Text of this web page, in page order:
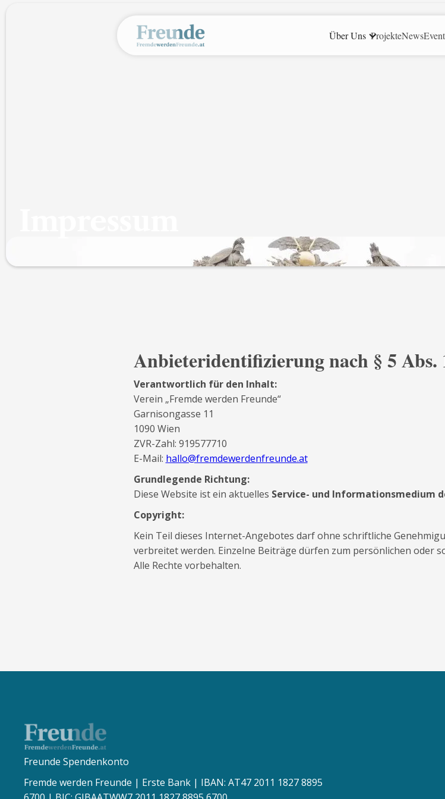
Über Uns ProjekteNews
Anbieteridentifizierung nach § 5 Abs.
Verantwortlich für den Inhalt:
Verein „Fremde werden Freunde“
Garnisongasse 11
1090 Wien
ZVR-Zahl: 919577710
E-Mail: hallo@fremdewerdenfreunde.at
Grundlegende Richtung:
Diese Website ist ein aktuelles Service- und Informationsmedium
Copyright:
Kein Teil dieses Internet-Angebotes darf ohne schriftliche
verbreitet werden. Einzelne Beiträge dürfen zum persönlichen oder
Alle Rechte vorbehalten.
Freunde Spendenkonto
Fremde werden Freunde | Erste Bank | IBAN: AT47 2011 1827 8895